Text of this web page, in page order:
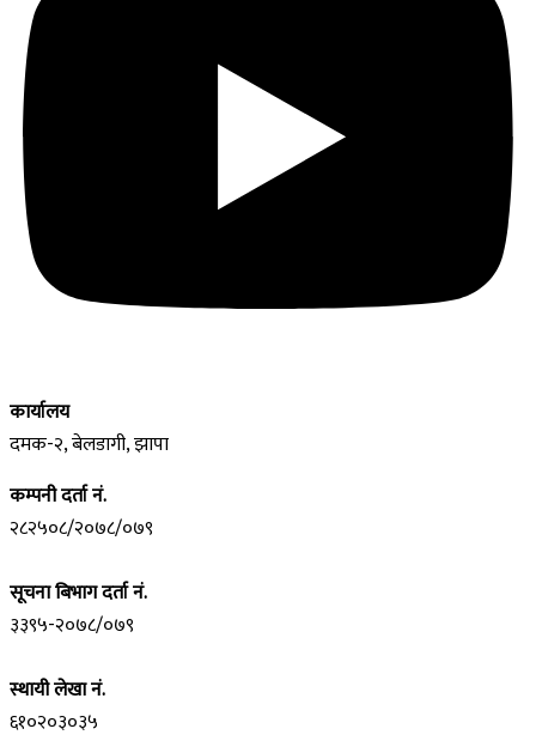
कार्यालय
दमक-२, बेलडागी, झापा
कम्पनी दर्ता नं.
२८२५०८/२०७८/०७९
सूचना बिभाग दर्ता नं.
३३९५-२०७८/०७९
स्थायी लेखा नं.
६१०२०३०३५